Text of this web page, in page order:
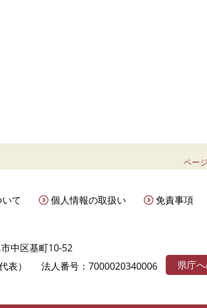
ペー
て 個人情報の取扱い 免責事項
中区基町10-52
表）
法人番号：7000020340006 県庁